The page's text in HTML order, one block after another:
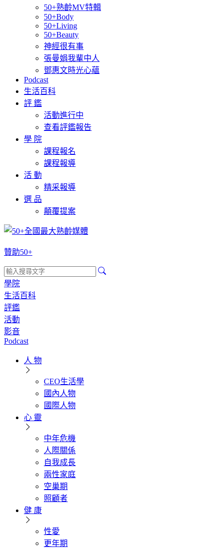
50+熟齡MV特輯
50+Body
50+Living
50+Beauty
神經很有事
張曼娟我輩中人
鄧惠文時光心蘊
Podcast
生活百科
評 鑑
活動進行中
查看評鑑報告
學 院
課程報名
課程報導
活 動
精采報導
選 品
顛覆提案
贊助50+
學院
生活百科
評鑑
活動
影音
Podcast
人 物
CEO生活學
國內人物
國際人物
心 靈
中年危機
人際關係
自我成長
兩性家庭
空巢期
照顧者
健 康
性愛
更年期